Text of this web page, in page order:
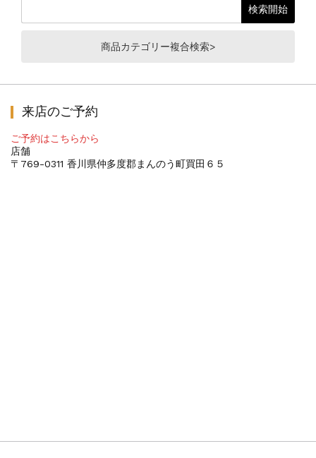
商品カテゴリー複合検索>
来店のご予約
ご予約はこちらから
店舗
〒769-0311 香川県仲多度郡まんのう町買田６５